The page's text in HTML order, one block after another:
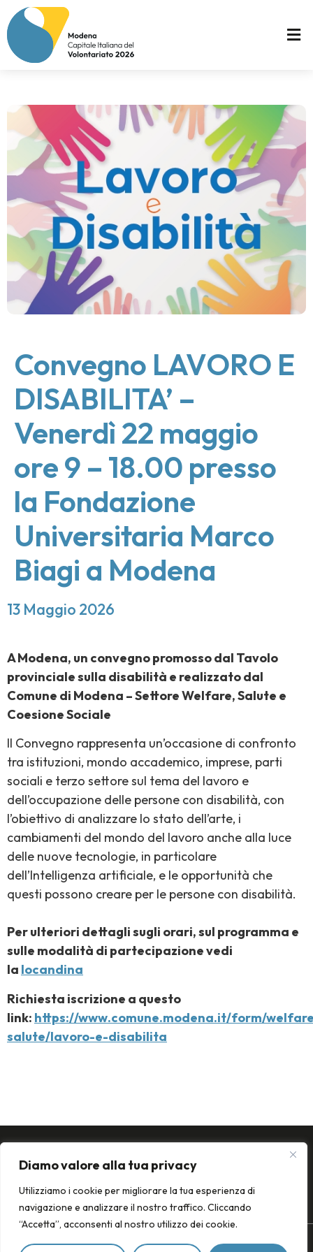
Diamo valore alla tua privacy
Utilizziamo i cookie per migliorare la tua esperienza di
navigazione e analizzare il nostro traffico. Cliccando
“Accetta”, acconsenti al nostro utilizzo dei cookie.
Convegno LAVORO E
DISABILITA’ –
Venerdì 22 maggio
ore 9 – 18.00 presso
la Fondazione
Universitaria Marco
Biagi a Modena
13 Maggio 2026
A Modena, un convegno promosso dal Tavolo
provinciale sulla disabilità e realizzato dal
Comune di Modena – Settore Welfare, Salute e
Coesione Sociale
Il Convegno rappresenta un’occasione di confronto
tra istituzioni, mondo accademico, imprese, parti
sociali e terzo settore sul tema del lavoro e
dell’occupazione delle persone con disabilità, con
l’obiettivo di analizzare lo stato dell’arte, i
cambiamenti del mondo del lavoro anche alla luce
delle nuove tecnologie, in particolare
dell’Intelligenza artificiale, e le opportunità che
questi possono creare per le persone con disabilità.
Per ulteriori dettagli sugli orari, sul programma e
sulle modalità di partecipazione vedi
la locandina
Richiesta iscrizione a questo
link: https://www.comune.modena.it/form/
salute/lavoro-e-disabilita
Il riconoscimento Contatti Privacy policy